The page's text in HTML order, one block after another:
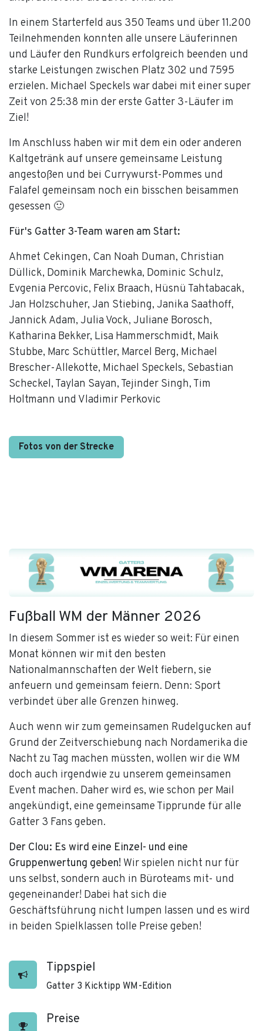
In einem Starterfeld aus 350 Teams und über 11.200
Teilnehmenden konnten alle unsere Läuferinnen
und Läufer den Rundkurs erfolgreich beenden und
starke Leistungen zwischen Platz 302 und 7595
erzielen. Michael Speckels war dabei mit einer super
Zeit von 25:38 min der erste Gatter 3-Läufer im
Ziel!
Im Anschluss haben wir mit dem ein oder anderen
Kaltgetränk auf unsere gemeinsame Leistung
angestoßen und bei Currywurst-Pommes und
Falafel gemeinsam noch ein bisschen beisammen
gesessen 🙂
Für's Gatter 3-Team waren am Start:
Ahmet Cekingen, Can Noah Duman, Christian
Düllick, Dominik Marchewka, Dominic Schulz,
Evgenia Percovic, Felix Braach, Hüsnü Tahtabacak,
Jan Holzschuher, Jan Stiebing, Janika Saathoff,
Jannick Adam, Julia Vock, Juliane Borosch,
Katharina Bekker, Lisa Hammerschmidt, Maik
Stubbe, Marc Schüttler, Marcel Berg, Michael
Brescher-Allekotte, Michael Speckels, Sebastian
Scheckel, Taylan Sayan, Tejinder Singh, Tim
Holtmann und Vladimir Perkovic
Fotos von der Strecke
Fußball WM der Männer 2026
In diesem Sommer ist es wieder so weit: Für einen
Monat können wir mit den besten
Nationalmannschaften der Welt fiebern, sie
anfeuern und gemeinsam feiern. Denn: Sport
verbindet über alle Grenzen hinweg.
Auch wenn wir zum gemeinsamen Rudelgucken auf
Grund der Zeitverschiebung nach Nordamerika die
Nacht zu Tag machen müssten, wollen wir die WM
doch auch irgendwie zu unserem gemeinsamen
Event machen. Daher wird es, wie schon per Mail
angekündigt, eine gemeinsame Tipprunde für alle
Gatter 3 Fans geben.
Der Clou: Es wird eine Einzel- und eine
Gruppenwertung geben! Wir spielen nicht nur für
uns selbst, sondern auch in Büroteams mit- und
gegeneinander! Dabei hat sich die
Geschäftsführung nicht lumpen lassen und es wird
in beiden Spielklassen tolle Preise geben!
Tippspiel
Gatter 3 Kicktipp WM-Edition
Preise